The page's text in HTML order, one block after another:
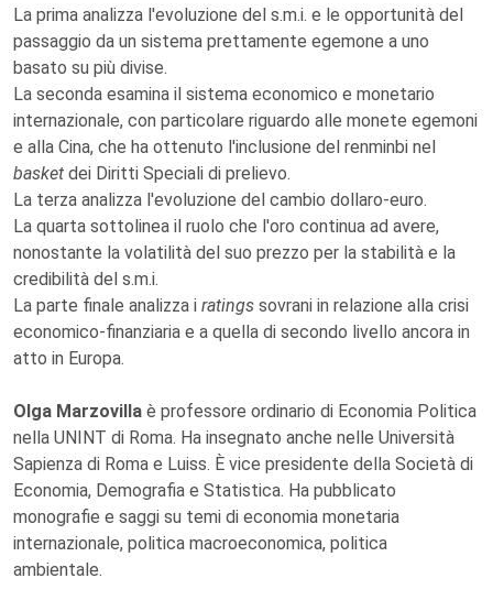
La prima analizza l'evoluzione del s.m.i. e le opportunità del
passaggio da un sistema prettamente egemone a uno
basato su più divise.
La seconda esamina il sistema economico e monetario
internazionale, con particolare riguardo alle monete egemoni
e alla Cina, che ha ottenuto l'inclusione del renminbi nel
basket dei Diritti Speciali di prelievo.
La terza analizza l'evoluzione del cambio dollaro-euro.
La quarta sottolinea il ruolo che l'oro continua ad avere,
nonostante la volatilità del suo prezzo per la stabilità e la
credibilità del s.m.i.
La parte finale analizza i ratings sovrani in relazione alla crisi
economico-finanziaria e a quella di secondo livello ancora in
atto in Europa.
Olga Marzovilla è professore ordinario di Economia Politica
nella UNINT di Roma. Ha insegnato anche nelle Università
Sapienza di Roma e Luiss. È vice presidente della Società di
Economia, Demografia e Statistica. Ha pubblicato
monografie e saggi su temi di economia monetaria
internazionale, politica macroeconomica, politica
ambientale.